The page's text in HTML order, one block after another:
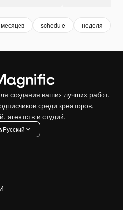
schedule неделя
создания ваших лучших работ.
среди креаторов,
агентств и студий.
Pусский